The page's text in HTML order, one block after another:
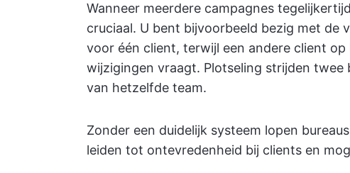
Wanneer meerdere campagnes
cruciaal. U bent bijvoorbeeld bezig met de
voor één client, terwijl een andere client
wijzigingen vraagt. Plotseling strijden twee
van hetzelfde team.
Zonder een duidelijk systeem lopen
leiden tot ontevredenheid bij clients en